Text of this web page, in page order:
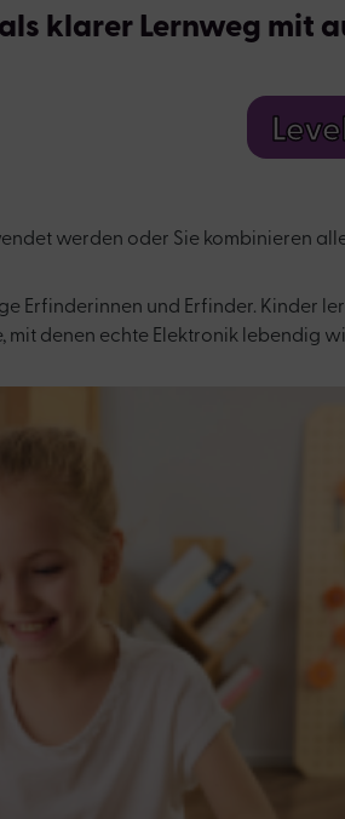
klarer Lernweg mit
werden oder Sie kombinieren
Erfinderinnen und Erfinder. Kinder
mit denen echte Elektronik lebendig